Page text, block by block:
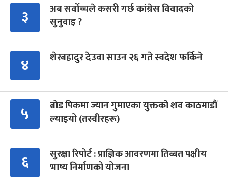
३
अब सर्वोच्चले कसरी गर्छ कांग्रेस विवादको
सुनुवाइ ?
४ शेरबहादुर देउवा साउन २६ गते स्वदेश फर्किने
५
ब्रोड पिकमा ज्यान गुमाएका युक्तको शव काठमाडौं
ल्याइयो (तस्वीरहरू)
६
सुरक्षा रिपोर्ट : प्राज्ञिक आवरणमा तिब्बत पक्षीय
भाष्य निर्माणको योजना